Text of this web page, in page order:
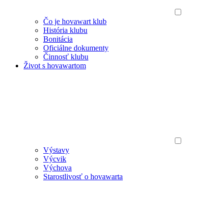
Čo je hovawart klub
História klubu
Bonitácia
Oficiálne dokumenty
Činnosť klubu
Život s hovawartom
Výstavy
Výcvik
Výchova
Starostlivosť o hovawarta